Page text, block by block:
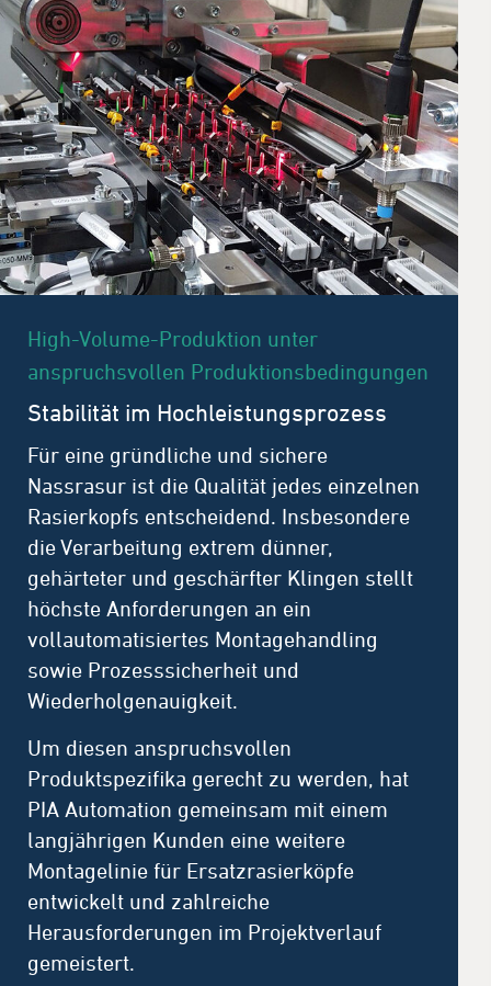
High-Volume-Produktion unter
anspruchsvollen Produktionsbedingungen
Stabilität im Hochleistungsprozess
Für eine gründliche und sichere
Nassrasur ist die Qualität jedes einzelnen
Rasierkopfs entscheidend. Insbesondere
die Verarbeitung extrem dünner,
gehärteter und geschärfter Klingen stellt
höchste Anforderungen an ein
vollautomatisiertes Montagehandling
sowie Prozesssicherheit und
Wiederholgenauigkeit.
Um diesen anspruchsvollen
Produktspezifika gerecht zu werden, hat
PIA Automation gemeinsam mit einem
langjährigen Kunden eine weitere
Montagelinie für Ersatzrasierköpfe
entwickelt und zahlreiche
Herausforderungen im Projektverlauf
gemeistert.